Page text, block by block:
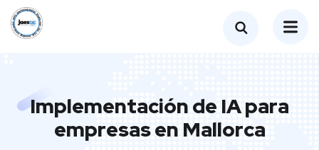
Implementación de IA para
empresas en Mallorca